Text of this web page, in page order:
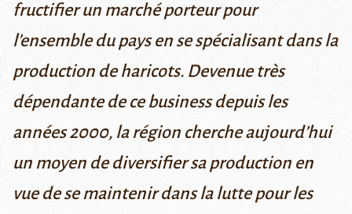
fructifier un marché porteur pour
l’ensemble du pays en se spécialisant dans la
production de haricots. Devenue très
dépendante de ce business depuis les
années 2000, la région cherche aujourd’hui
un moyen de diversifier sa production en
vue de se maintenir dans la lutte pour les